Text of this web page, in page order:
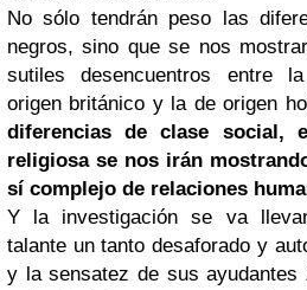
No sólo tendrán peso las
negros, sino que se nos
sutiles desencuentros entre
origen británico y la de origen
diferencias de clase social,
religiosa se nos irán
sí complejo de relaciones
Y la investigación se va
talante un tanto desaforado y
y la sensatez de sus ayudantes